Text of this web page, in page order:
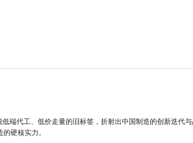
端代工、低价走量的旧标签，折射出中国制造的创新迭代
硬核实力。